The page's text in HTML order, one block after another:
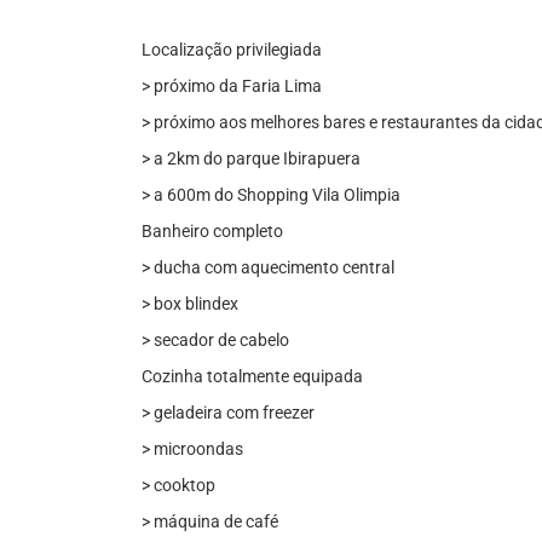
Localização privilegiada
> próximo da Faria Lima
> próximo aos melhores bares e restaurantes da
> a 2km do parque Ibirapuera
> a 600m do Shopping Vila Olimpia
Banheiro completo
> ducha com aquecimento central
> box blindex
> secador de cabelo
Cozinha totalmente equipada
> geladeira com freezer
> microondas
> cooktop
> máquina de café